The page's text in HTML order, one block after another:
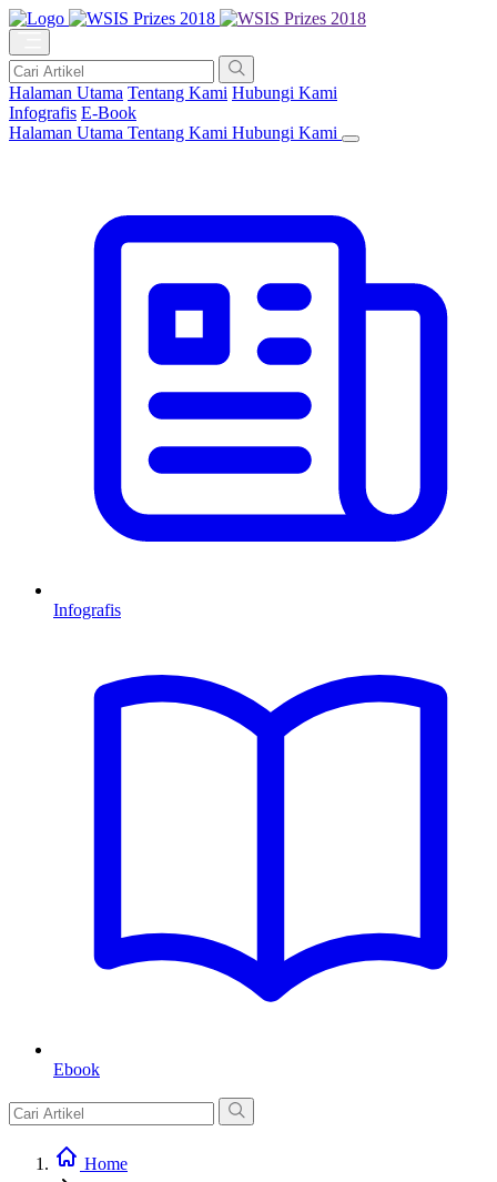
Halaman Utama Tentang Kami Hubungi Kami
Infografis E-Book
Halaman Utama Tentang Kami Hubungi Kami
Infografis
Ebook
Home